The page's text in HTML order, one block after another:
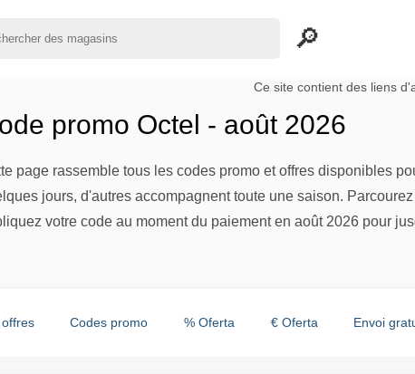
Ce site contient des liens
promo Octel - août 2026
page rassemble tous les codes promo et offres disponibles
jours, d'autres accompagnent toute une saison.
votre code au moment du paiement en août 2026 pour
Codes promo % Oferta € Oferta Envoi